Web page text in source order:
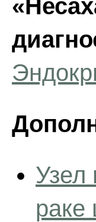
Узел
раке